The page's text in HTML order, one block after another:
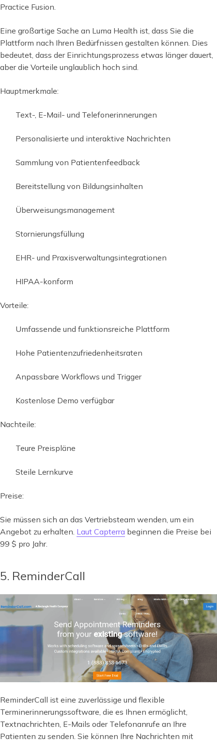
Practice Fusion.
Eine großartige Sache an Luma Health ist, dass Sie die
Plattform nach Ihren Bedürfnissen gestalten können. Dies
bedeutet, dass der Einrichtungsprozess etwas länger dauert,
aber die Vorteile unglaublich hoch sind.
Hauptmerkmale:
Text-, E-Mail- und Telefonerinnerungen
Personalisierte und interaktive Nachrichten
Sammlung von Patientenfeedback
Bereitstellung von Bildungsinhalten
Überweisungsmanagement
Stornierungsfüllung
EHR- und Praxisverwaltungsintegrationen
HIPAA-konform
Vorteile:
Umfassende und funktionsreiche Plattform
Hohe Patientenzufriedenheitsraten
Anpassbare Workflows und Trigger
Kostenlose Demo verfügbar
Nachteile:
Teure Preispläne
Steile Lernkurve
Preise:
Sie müssen sich an das Vertriebsteam wenden, um ein
Angebot zu erhalten. Laut Capterra beginnen die Preise bei
99 $ pro Jahr.
5. ReminderCall
ReminderCall ist eine zuverlässige und flexible
Terminerinnerungssoftware, die es Ihnen ermöglicht,
Textnachrichten, E-Mails oder Telefonanrufe an Ihre
Patienten zu senden. Sie können Ihre Nachrichten mit